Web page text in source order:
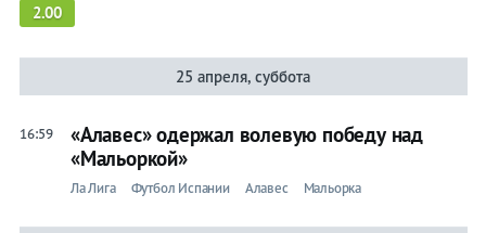
2.00
25 апреля, суббота
16:59
«Алавес» одержал волевую победу над
«Мальоркой»
Ла Лига Футбол Испании Алавес Мальорка